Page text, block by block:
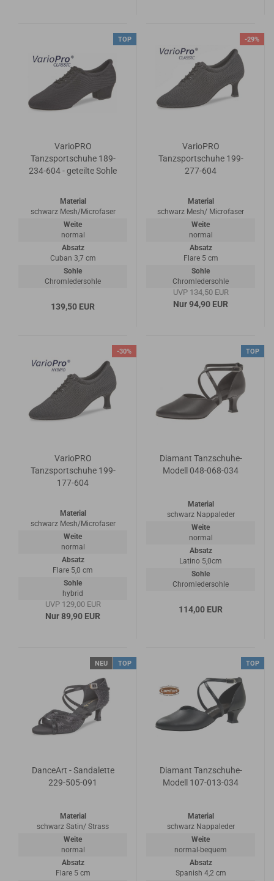
TOP
VarioPRO
Tanzsportschuhe 189-
234-604 - geteilte Sohle
Material
schwarz Mesh/Microfaser
Weite
normal
Absatz
Cuban 3,7 cm
Sohle
Chromledersohle
139,50 EUR
-29%
VarioPRO
Tanzsportschuhe 199-
277-604
Material
schwarz Mesh/ Microfaser
Weite
normal
Absatz
Flare 5 cm
Sohle
Chromledersohle
UVP 134,50 EUR
Nur 94,90 EUR
-30%
VarioPRO
Tanzsportschuhe 199-
177-604
Material
schwarz Mesh/Microfaser
Weite
normal
Absatz
Flare 5,0 cm
Sohle
hybrid
UVP 129,00 EUR
Nur 89,90 EUR
TOP
Diamant Tanzschuhe-
Modell 048-068-034
Material
schwarz Nappaleder
Weite
normal
Absatz
Latino 5,0cm
Sohle
Chromledersohle
114,00 EUR
NEU TOP
DanceArt - Sandalette
229-505-091
Material
schwarz Satin/ Strass
Weite
normal
Absatz
Flare 5 cm
TOP
Diamant Tanzschuhe-
Modell 107-013-034
Material
schwarz Nappaleder
Weite
normal-bequem
Absatz
Spanish 4,2 cm